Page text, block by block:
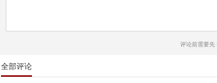
评论前需要先
全部评论